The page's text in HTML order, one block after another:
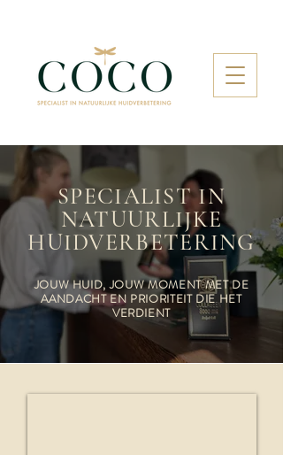
SPECIALIST IN
NATUURLIJKE
HUIDVERBETERING
JOUW HUID, JOUW MOMENT MET DE
AANDACHT EN PRIORITEIT DIE HET
VERDIENT